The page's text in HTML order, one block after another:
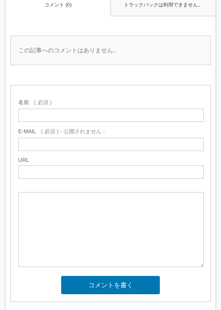
コメント (0) トラックバックは利用できません。
この記事へのコメントはありません。
名前 ( 必須 )
E-MAIL ( 必須 ) - 公開されません -
URL